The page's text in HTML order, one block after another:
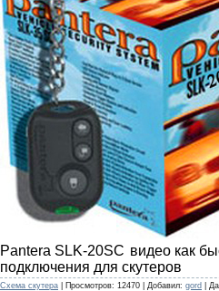
Pantera SLK-20SC видео как
подключения для скутеров
Cхема скутера Просмотров: 12470 Добавил: gord